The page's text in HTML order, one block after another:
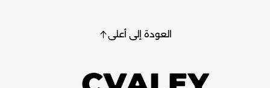
العودة إلى أعلى